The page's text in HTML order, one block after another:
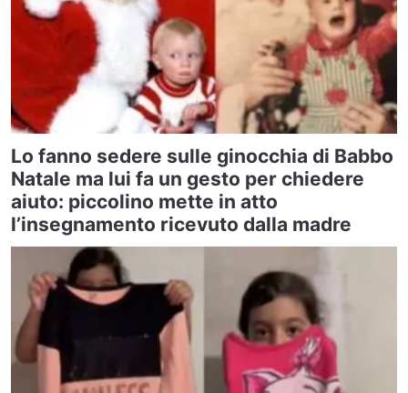
Lo fanno sedere sulle ginocchia di Babbo
Natale ma lui fa un gesto per chiedere
aiuto: piccolino mette in atto
l’insegnamento ricevuto dalla madre